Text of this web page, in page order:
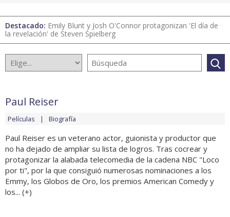
Destacado: Emily Blunt y Josh O'Connor protagonizan 'El día de
la revelación' de Steven Spielberg
Paul Reiser
Películas Biografía
Paul Reiser es un veterano actor, guionista y productor que
no ha dejado de ampliar su lista de logros. Tras cocrear y
protagonizar la alabada telecomedia de la cadena NBC "Loco
por ti", por la que consiguió numerosas nominaciones a los
Emmy, los Globos de Oro, los premios American Comedy y
los... (+)